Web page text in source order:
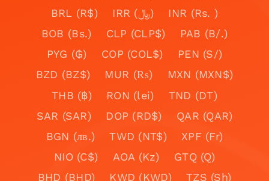
BRL (R$)
IRR (﷼)
INR (Rs. )
BOB (Bs.)
CLP (CLP$)
PAB (B/.)
PYG (₲)
COP (COL$)
PEN (S/)
BZD (BZ$)
MUR (₨)
MXN (MXN$)
THB (฿)
RON (lei)
TND (DT)
SAR (SAR)
DOP (RD$)
QAR (QAR)
BGN (лв.)
TWD (NT$)
XPF (Fr)
NIO (C$)
AOA (Kz)
GTQ (Q)
BHD (BHD)
KWD (KWD)
TZS (Sh)